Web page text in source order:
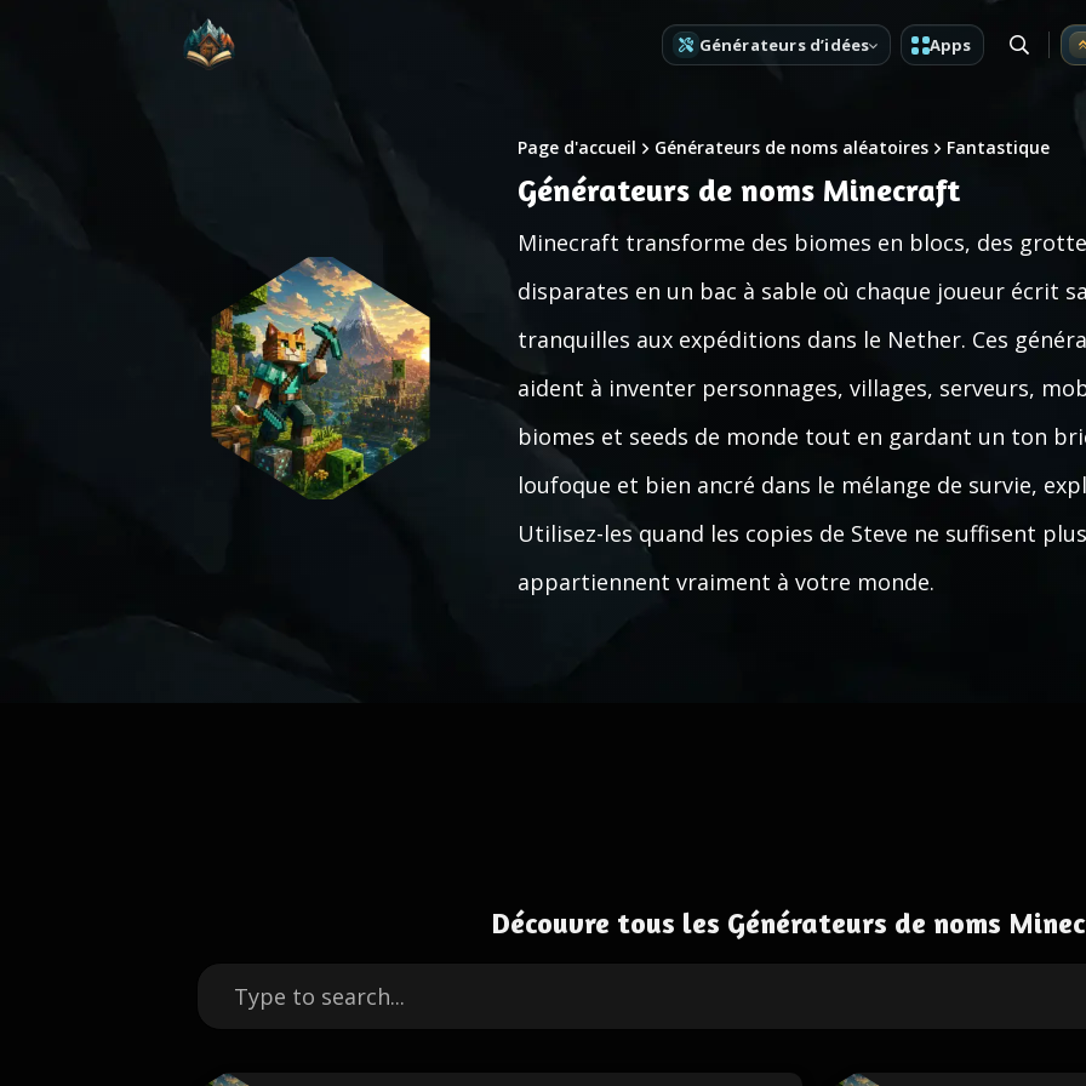
Générateurs d’idées Apps
Page d'accueil Générateurs de noms aléatoires Fantastique
Générateurs de noms Minecraft
Minecraft transforme des biomes en blocs, des
disparates en un bac à sable où chaque joueur écrit
tranquilles aux expéditions dans le Nether. Ces
aident à inventer personnages, villages, serveurs,
biomes et seeds de monde tout en gardant un ton
loufoque et bien ancré dans le mélange de survie,
Utilisez-les quand les copies de Steve ne suffisent
appartiennent vraiment à votre monde.
Découvre tous les Générateurs de noms